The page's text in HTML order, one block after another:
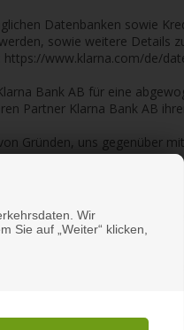
Wir
Sie auf „Weiter“ klicken,
Datenbanken sowie
sowie weitere Details
https://www.klarna.com/de/
Bank AB für eine
Partner Klarna Bank AB
Gründen, uns gegenüber
Produkte für Käufer nach
Vermarktung
15C, 50823 Köln.
Datum und Uhrzeit